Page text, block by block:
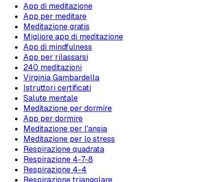
App di meditazione
App per meditare
Meditazione gratis
Migliore app di meditazione
App di mindfulness
App per rilassarsi
240 meditazioni
Virginia Gambardella
Istruttori certificati
Salute mentale
Meditazione per dormire
App per dormire
Meditazione per l'ansia
Meditazione per lo stress
Respirazione quadrata
Respirazione 4-7-8
Respirazione 4-4
Respirazione triangolare